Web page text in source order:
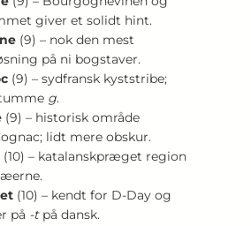
giver et solidt hint.
(9) – nok den mest
på ni bogstaver.
(9) – sydfransk kyststribe;
g.
(9) – historisk område
lidt mere obskur.
(10) – katalanskpræget region
(10) – kendt for D-Day og
på -tpå dansk.